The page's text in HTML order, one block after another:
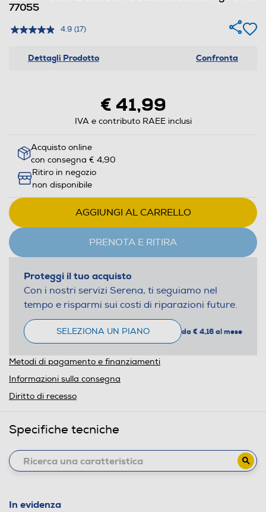
77055
4.9 (17)
Dettagli Prodotto Confronta
€ 41,99
IVA e contributo RAEE inclusi
Acquisto online
con consegna € 4,90
Ritiro in negozio
non disponibile
AGGIUNGI AL CARRELLO
PRENOTA E RITIRA
Proteggi il tuo acquisto
Con i nostri servizi Serena, ti seguiamo nel
tempo e risparmi sui costi di riparazioni future.
SELEZIONA UN PIANO da € 4,16 al mese
Metodi di pagamento e finanziamenti
Informazioni sulla consegna
Diritto di recesso
Specifiche tecniche
In evidenza